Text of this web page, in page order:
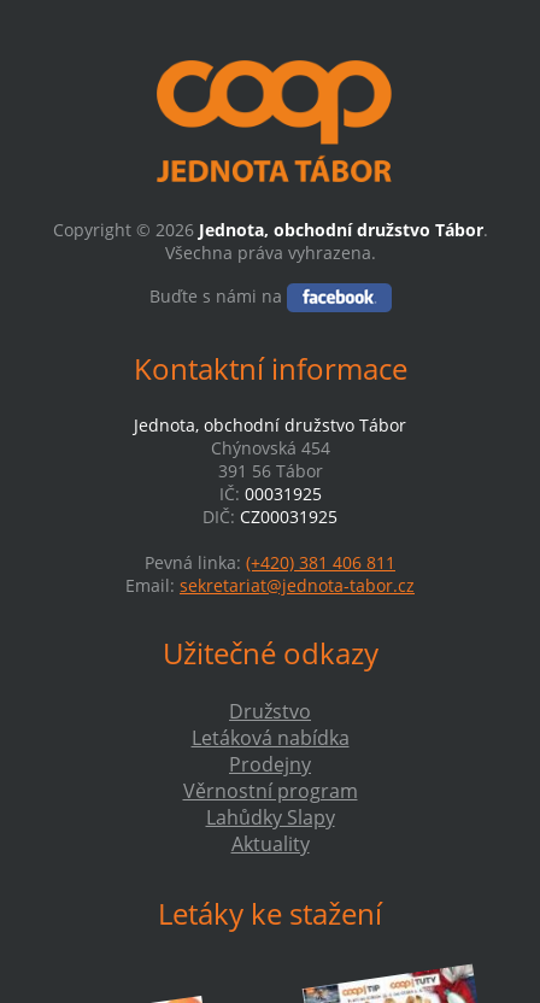
Copyright © 2026 Jednota, obchodní družstvo Tábor.
Všechna práva vyhrazena.
Buďte s námi na
Kontaktní informace
Jednota, obchodní družstvo Tábor
Chýnovská 454
391 56 Tábor
IČ: 00031925
DIČ: CZ00031925
Pevná linka: (+420) 381 406 811
Email: sekretariat@jednota-tabor.cz
Užitečné odkazy
Družstvo
Letáková nabídka
Prodejny
Věrnostní program
Lahůdky Slapy
Aktuality
Letáky ke stažení